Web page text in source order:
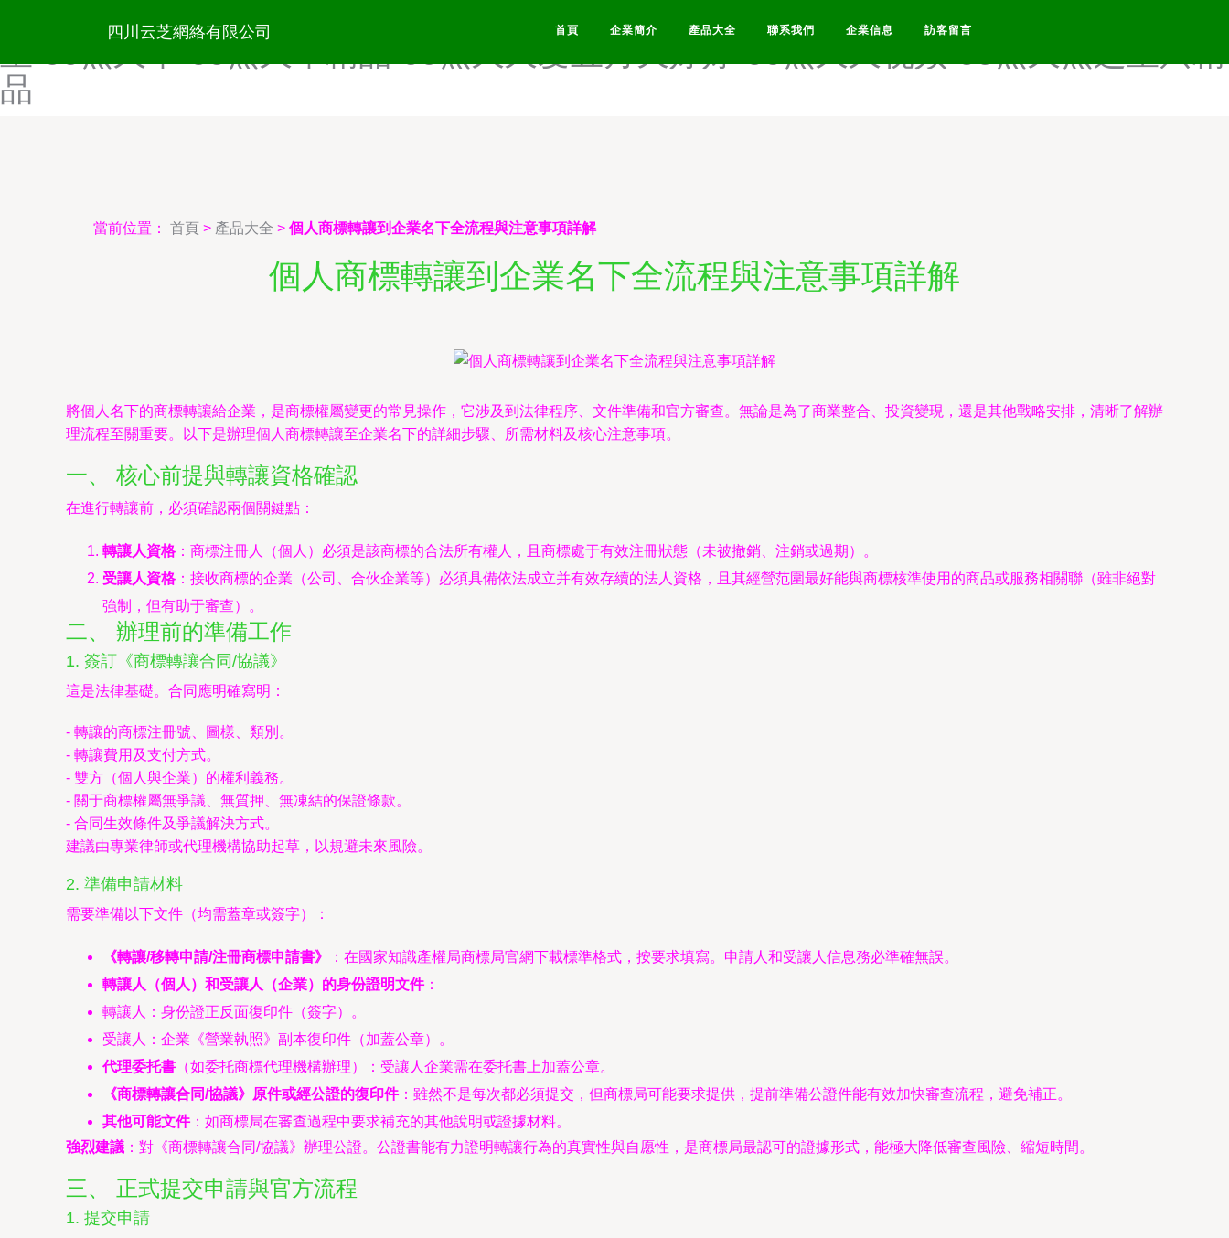
99热精品这里只-99热精品中文字幕-99热精偷拍-99热精这里只有精品-99热九九这
品
四川云芝網絡有限公司 首頁 企業簡介 產品大全 聯系我們 企業信息 訪客留言
當前位置： 首頁 > 產品大全 > 個人商標轉讓到企業名下全流程與注意事項詳解
個人商標轉讓到企業名下全流程與注意事項詳解
將個人名下的商標轉讓給企業，是商標權屬變更的常見操作，它涉及到法律程序、文件準備和官方審查。無論是為了商業整合、投資變現，還是其他戰略安排，清晰了解辦
理流程至關重要。以下是辦理個人商標轉讓至企業名下的詳細步驟、所需材料及核心注意事項。
一、 核心前提與轉讓資格確認
在進行轉讓前，必須確認兩個關鍵點：
轉讓人資格：商標注冊人（個人）必須是該商標的合法所有權人，且商標處于有效注冊狀態（未被撤銷、注銷或過期）。
受讓人資格：接收商標的企業（公司、合伙企業等）必須具備依法成立并有效存續的法人資格，且其經營范圍最好能與商標核準使用的商品或服務相關聯（雖非絕對
強制，但有助于審查）。
二、 辦理前的準備工作
1. 簽訂《商標轉讓合同/協議》
這是法律基礎。合同應明確寫明：
- 轉讓的商標注冊號、圖樣、類別。
- 轉讓費用及支付方式。
- 雙方（個人與企業）的權利義務。
- 關于商標權屬無爭議、無質押、無凍結的保證條款。
- 合同生效條件及爭議解決方式。
建議由專業律師或代理機構協助起草，以規避未來風險。
2. 準備申請材料
需要準備以下文件（均需蓋章或簽字）：
《轉讓/移轉申請/注冊商標申請書》
：在國家知識產權局商標局官網下載標準格式，按要求填寫。申請人和受讓人信息務必準確無誤。
轉讓人（個人）和受讓人（企業）的身份證明文件：
轉讓人：身份證正反面復印件（簽字）。
受讓人：企業《營業執照》副本復印件（加蓋公章）。
代理委托書 （如委托商標代理機構辦理）：受讓人企業需在委托書上加蓋公章。
《商標轉讓合同/協議》原件或經公證的復印件：雖然不是每次都必須提交，但商標局可能要求提供，提前準備公證件能有效加快審查流程，避免補正。
其他可能文件：如商標局在審查過程中要求補充的其他說明或證據材料。
強烈建議 ：對《商標轉讓合同/協議》辦理公證。公證書能有力證明轉讓行為的真實性與自愿性，是商標局最認可的證據形式，能極大降低審查風險、縮短時間。
三、 正式提交申請與官方流程
1. 提交申請